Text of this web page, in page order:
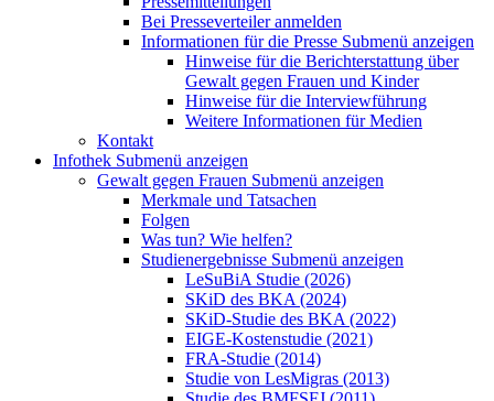
Bei Presseverteiler anmelden
Informationen für die Presse Submenü anzeigen
Hinweise für die Berichterstattung über
Gewalt gegen Frauen und Kinder
Hinweise für die Interviewführung
Weitere Informationen für Medien
Kontakt
Infothek Submenü anzeigen
Gewalt gegen Frauen Submenü anzeigen
Merkmale und Tatsachen
Folgen
Was tun? Wie helfen?
Studienergebnisse Submenü anzeigen
LeSuBiA Studie (2026)
SKiD des BKA (2024)
SKiD-Studie des BKA (2022)
EIGE-Kostenstudie (2021)
FRA-Studie (2014)
Studie von LesMigras (2013)